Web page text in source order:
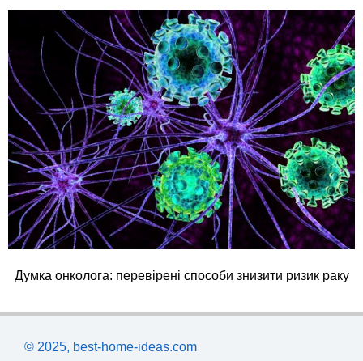
Думка онколога: перевірені способи знизити ризик раку
© 2025, best-home-ideas.com